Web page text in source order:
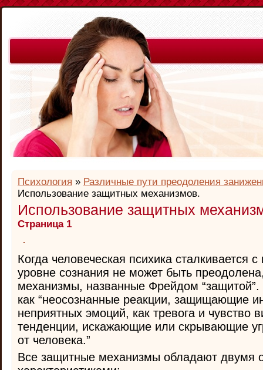
Психология » Различные пути преодоления
Использование защитных механизмов.
Использование защитных
Страница 1
Когда человеческая психика сталкивается
уровне сознания не может быть
механизмы, названные Фрейдом
как “неосознанные реакции, защищающие
неприятных эмоций, как тревога и чувство
тенденции, искажающие или скрывающие
от человека.”
Все защитные механизмы обладают двумя